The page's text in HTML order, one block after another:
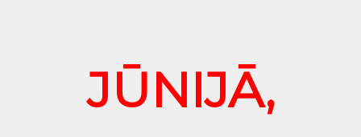
JŪNIJĀ,